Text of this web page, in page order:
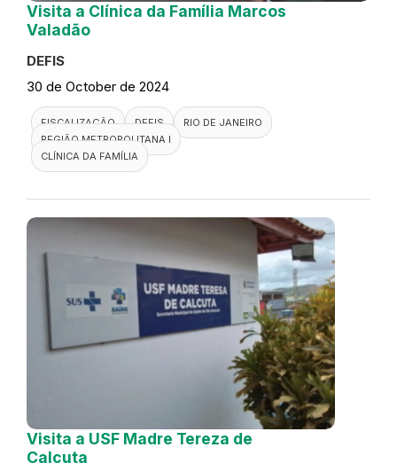
Visita a Clínica da Família Marcos
Valadão
DEFIS
30 de October de 2024
FISCALIZAÇÃO DEFIS
RIO DE JANEIRO
REGIÃO METROPOLITANA I
CLÍNICA DA FAMÍLIA
Visita a USF Madre Tereza de
Calcuta